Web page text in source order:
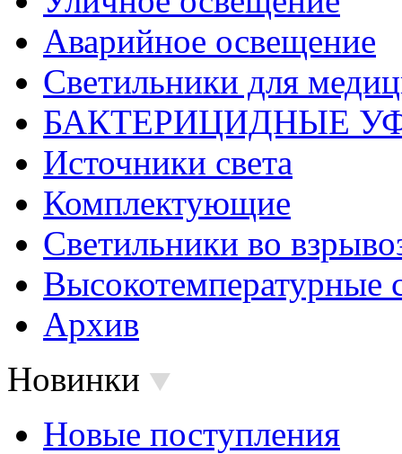
Аварийное освещение
Светильники для
БАКТЕРИЦИДНЫЕ
Источники света
Комплектующие
Светильники во
Высокотемпературные
Архив
Новинки
Новые поступления